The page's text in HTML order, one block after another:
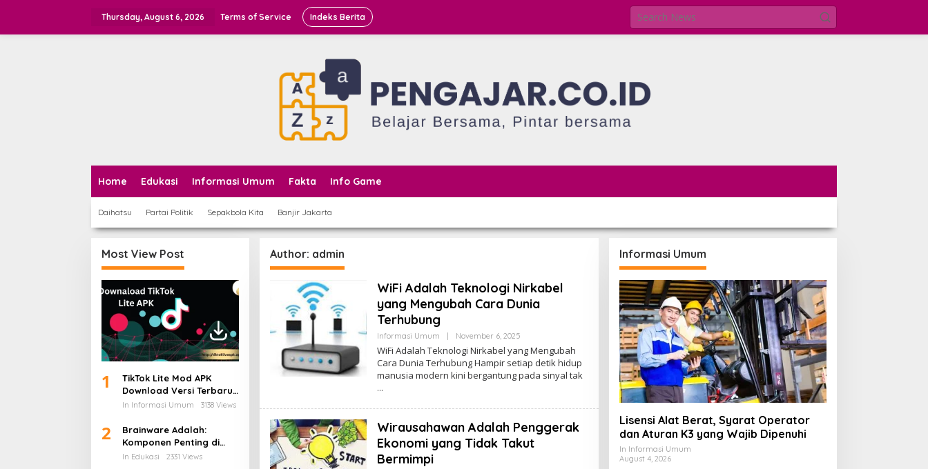
Thursday, August 6, 2026 Terms of Service Indeks Berita
Home Edukasi Informasi Umum Fakta Info Game
Daihatsu Partai Politik Sepakbola Kita Banjir Jakarta
Most View Post
1
TikTok Lite Mod APK
Download Versi Terbaru
Tanpa Iklan: Aplikasi
Jadi Perbincangan
In Informasi Umum 3138 Views
2
Brainware Adalah:
Komponen Penting di
Balik Kecanggihan Dunia
In Edukasi 2331 Views
Author: admin
WiFi Adalah Teknologi Nirkabel
yang Mengubah Cara Dunia
Terhubung
Informasi Umum November 6, 2025By
WiFi Adalah Teknologi Nirkabel yang Mengubah
Cara Dunia Terhubung Hampir setiap detik hidup
manusia modern kini bergantung pada sinyal tak
Wirausahawan Adalah Penggerak
Ekonomi yang Tidak Takut
Bermimpi
Informasi Umum
Lisensi Alat Berat, Syarat Operator
dan Aturan K3 yang Wajib Dipenuhi
In Informasi Umum
August 4, 2026